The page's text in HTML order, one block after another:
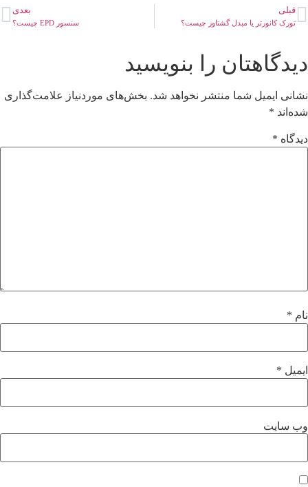
قبلی
تورک کانورتر یا مبدل گشتاور چیست؟
بعدی
سنسور EPD چیست؟
را بنویسید
ایمیل شما منتشر نخواهد شد. بخش‌های موردنیاز علامت‌گذاری
*
*
*
*
سایت